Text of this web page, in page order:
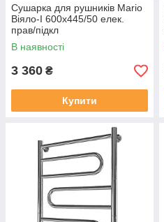
Сушарка для рушників Mario
Віяло-I 600х445/50 елек.
прав/підкл
В наявності
3 360 ₴
Купити